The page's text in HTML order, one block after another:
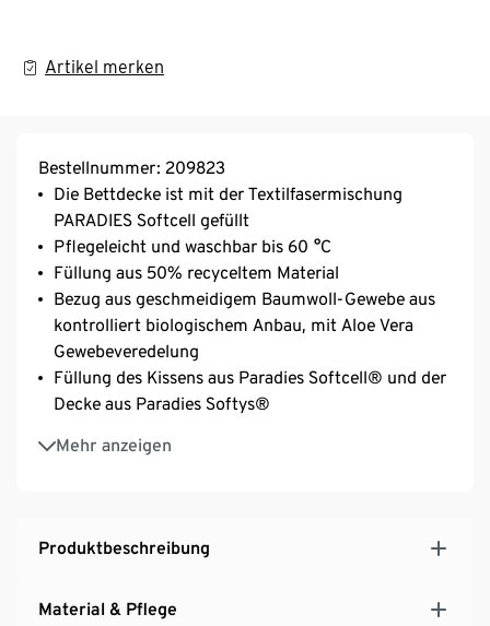
Artikel merken
Bestellnummer: 209823
Die Bettdecke ist mit der Textilfasermischung
PARADIES Softcell gefüllt
Pflegeleicht und waschbar bis 60 °C
Füllung aus 50% recyceltem Material
Bezug aus geschmeidigem Baumwoll-Gewebe aus
kontrolliert biologischem Anbau, mit Aloe Vera
Gewebeveredelung
Füllung des Kissens aus Paradies Softcell® und der
Decke aus Paradies Softys®
Mehr anzeigen
Mit Reißverschluss
Wärmeklasse 2: Ganzjahresdecke mit mittlerem
Produktbeschreibung
Material & Pflege